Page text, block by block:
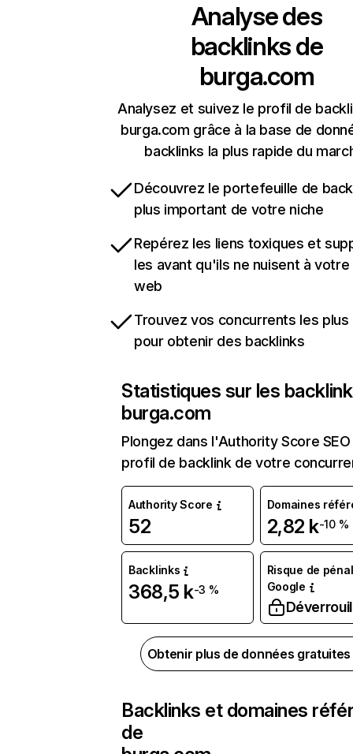
Analyse des
backlinks de
burga.com
Analysez et suivez le profil de
burga.com grâce à la base de
backlinks la plus rapide du
Découvrez le portefeuille de
plus important de votre niche
Repérez les liens toxiques et
les avant qu'ils ne nuisent à
web
Trouvez vos concurrents les
pour obtenir des backlinks
Statistiques sur les
burga.com
Plongez dans l'Authority Score
profil de backlink de votre
Authority Score
52
Domaines
2,82 k-10 %
Backlinks
368,5 k-3 %
Risque de
Google
Obtenir plus de données
Backlinks et domaines
de